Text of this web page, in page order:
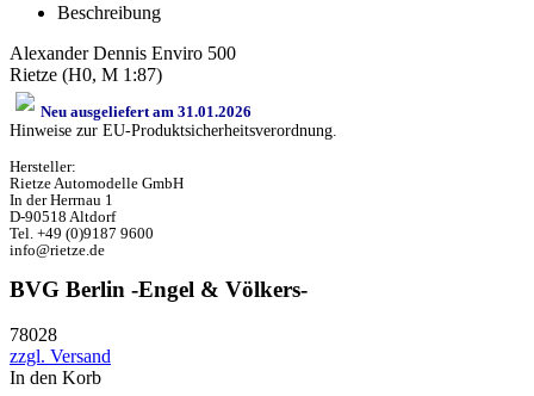
Beschreibung
Alexander Dennis Enviro 500
Rietze (H0, M 1:87)
Neu ausgeliefert am 31.01.2026
Hinweise zur EU-Produktsicherheitsverordnung.
Hersteller:
Rietze Automodelle GmbH
In der Herrnau 1
D-90518 Altdorf
Tel. +49 (0)9187 9600
info@rietze.de
BVG Berlin -Engel & Völkers-
78028
zzgl. Versand
In den Korb